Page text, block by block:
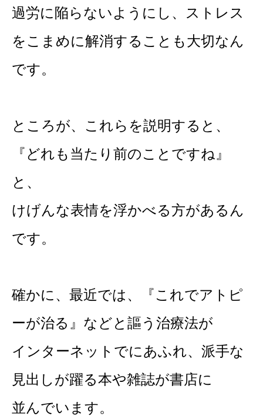
過労に陥らないようにし、ストレス
をこまめに解消することも大切なん
です。
ところが、これらを説明すると、
『どれも当たり前のことですね』
と、
けげんな表情を浮かべる方があるん
です。
確かに、最近では、『これでアトピ
ーが治る』などと謳う治療法が
インターネットでにあふれ、派手な
見出しが躍る本や雑誌が書店に
並んでいます。